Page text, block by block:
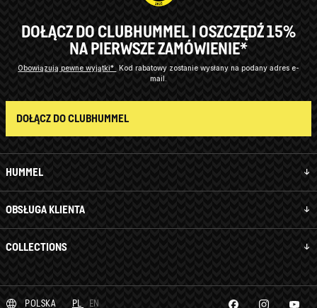
HUMMEL
OBSŁUGA KLIENTA
COLLECTIONS
DOŁĄCZ DO CLUBHUMMEL I OSZCZĘDŹ 15%
NA PIERWSZE ZAMÓWIENIE*
Obowiązują pewne wyjątki*
Kod rabatowy zostanie wysłany na podany adres e-
mail.
DOŁĄCZ DO CLUBHUMMEL
POLSKA PL EN